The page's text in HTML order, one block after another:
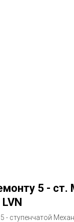
5 -
- ступенчатой